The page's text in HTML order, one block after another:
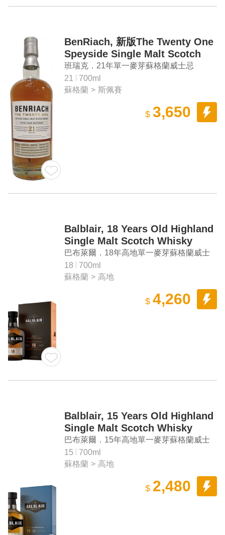
BenRiach, 新版The Twenty One
Speyside Single Malt Scotch
Whisky
班瑞克．21年單一麥芽蘇格蘭威士忌
21
700ml
蘇格蘭 > 斯佩賽
$ 3,650
Balblair, 18 Years Old Highland
Single Malt Scotch Whisky
巴布萊爾．18年高地單一麥芽蘇格蘭威士
忌
18
700ml
蘇格蘭 > 高地
$ 4,260
Balblair, 15 Years Old Highland
Single Malt Scotch Whisky
巴布萊爾．15年高地單一麥芽蘇格蘭威士
忌
15
700ml
蘇格蘭 > 高地
$ 2,480